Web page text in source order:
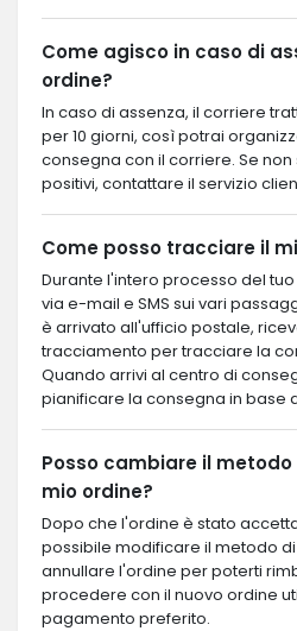
Come agisco in caso di
ordine?
In caso di assenza, il corriere
per 10 giorni, così potrai
consegna con il corriere. Se
positivi, contattare il servizio
Come posso tracciare il
Durante l'intero processo del
via e-mail e SMS sui vari
è arrivato all'ufficio postale,
tracciamento per tracciare la
Quando arrivi al centro di
pianificare la consegna in base
Posso cambiare il
mio ordine?
Dopo che l'ordine è stato
possibile modificare il metodo
annullare l'ordine per poterti
procedere con il nuovo ordine
pagamento preferito.